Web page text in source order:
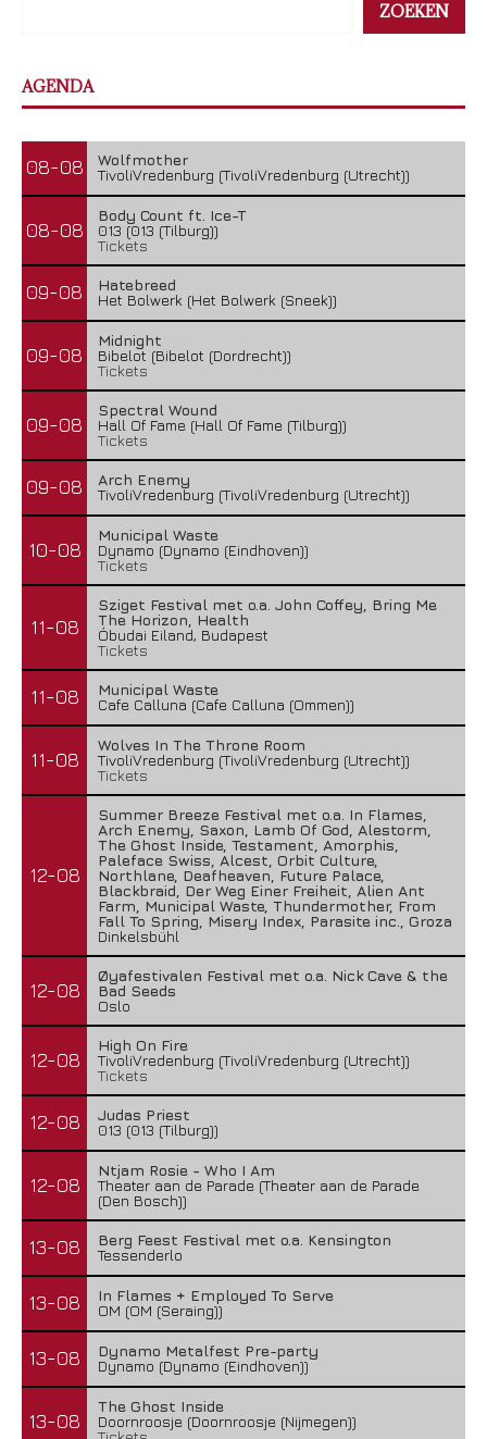
ZOEKEN
AGENDA
08-08
Wolfmother
TivoliVredenburg (TivoliVredenburg (Utrecht))
08-08
Body Count ft. Ice-T
013 (013 (Tilburg))
Tickets
09-08
Hatebreed
Het Bolwerk (Het Bolwerk (Sneek))
09-08
Midnight
Bibelot (Bibelot (Dordrecht))
Tickets
09-08
Spectral Wound
Hall Of Fame (Hall Of Fame (Tilburg))
Tickets
09-08
Arch Enemy
TivoliVredenburg (TivoliVredenburg (Utrecht))
10-08
Municipal Waste
Dynamo (Dynamo (Eindhoven))
Tickets
11-08
Sziget Festival met o.a. John Coffey, Bring Me
The Horizon, Health
Óbudai Eiland, Budapest
Tickets
11-08
Municipal Waste
Cafe Calluna (Cafe Calluna (Ommen))
11-08
Wolves In The Throne Room
TivoliVredenburg (TivoliVredenburg (Utrecht))
Tickets
12-08
Summer Breeze Festival met o.a. In Flames,
Arch Enemy, Saxon, Lamb Of God, Alestorm,
The Ghost Inside, Testament, Amorphis,
Paleface Swiss, Alcest, Orbit Culture,
Northlane, Deafheaven, Future Palace,
Blackbraid, Der Weg Einer Freiheit, Alien Ant
Farm, Municipal Waste, Thundermother, From
Fall To Spring, Misery Index, Parasite inc., Groza
Dinkelsbühl
12-08
Øyafestivalen Festival met o.a. Nick Cave & the
Bad Seeds
Oslo
12-08
High On Fire
TivoliVredenburg (TivoliVredenburg (Utrecht))
Tickets
12-08
Judas Priest
013 (013 (Tilburg))
12-08
Ntjam Rosie - Who I Am
Theater aan de Parade (Theater aan de Parade
(Den Bosch))
13-08
Berg Feest Festival met o.a. Kensington
Tessenderlo
13-08
In Flames + Employed To Serve
OM (OM (Seraing))
13-08
Dynamo Metalfest Pre-party
Dynamo (Dynamo (Eindhoven))
13-08
The Ghost Inside
Doornroosje (Doornroosje (Nijmegen))